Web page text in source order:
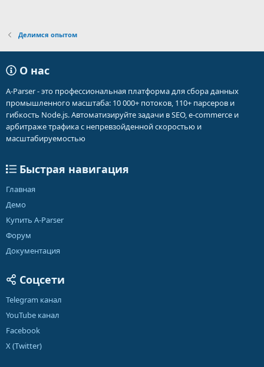
Делимся опытом
О нас
A-Parser - это профессиональная платформа для сбора данных
промышленного масштаба: 10 000+ потоков, 110+ парсеров и
гибкость Node.js. Автоматизируйте задачи в SEO, e-commerce и
арбитраже трафика с непревзойденной скоростью и
масштабируемостью
Быстрая навигация
Главная
Демо
Купить A-Parser
Форум
Документация
Соцсети
Telegram канал
YouTube канал
Facebook
X (Twitter)